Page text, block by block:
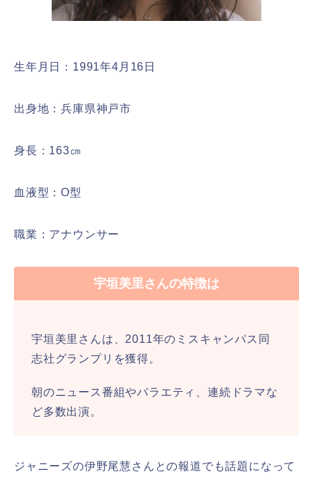
生年月日：1991年4月16日
出身地：兵庫県神戸市
身長：163㎝
血液型：O型
職業：アナウンサー
宇垣美里さんの特徴は
宇垣美里さんは、2011年のミスキャンパス同
志社グランプリを獲得。
朝のニュース番組やバラエティ、連続ドラマな
ど多数出演。
ジャニーズの伊野尾慧さんとの報道でも話題になって